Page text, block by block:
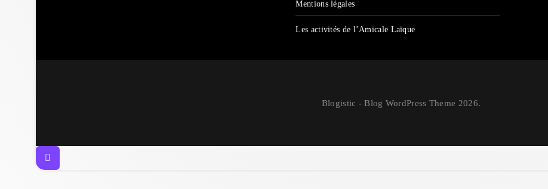
Mentions légales
Les activités de l’Amicale Laïque
Blogistic - Blog WordPress Theme 2026.